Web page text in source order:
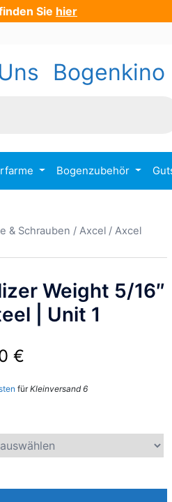
Sie hier
Bogenkino
Bogenzubehör
& Schrauben / Axcel / Axcel
Weight 5/16″
| Unit 1
€
fürKleinversand 6